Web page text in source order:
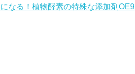
なる！植物酵素の特殊な添加剤OE9